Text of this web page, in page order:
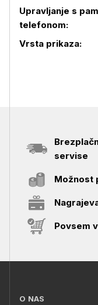
Podrobnosti izdelka
Upravljanje s
telefonom:
Vrsta prikaza:
servise
Možnost
Povsem
O NAS